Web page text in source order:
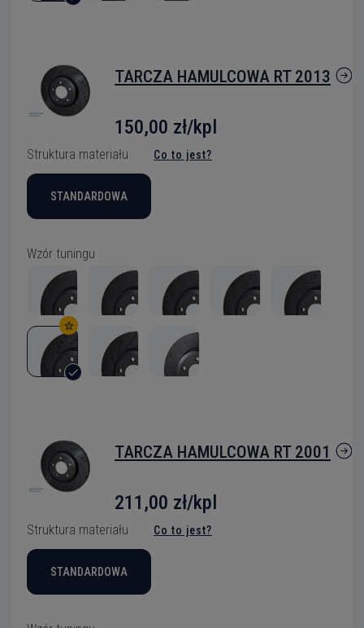
TARCZA HAMULCOWA RT 2013
150,00 zł/kpl
Struktura materiału Co to jest?
STANDARDOWA
Wzór tuningu
TARCZA HAMULCOWA RT 2001
211,00 zł/kpl
Struktura materiału Co to jest?
STANDARDOWA